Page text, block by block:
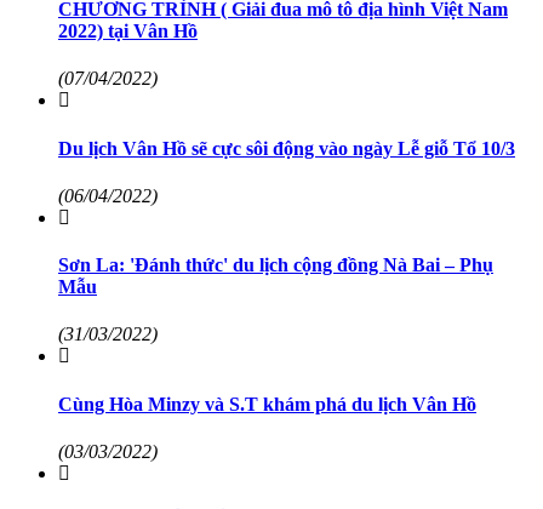
CHƯƠNG TRÌNH ( Giải đua mô tô địa hình Việt Nam
2022) tại Vân Hồ
(07/04/2022)
Du lịch Vân Hồ sẽ cực sôi động vào ngày Lễ giỗ Tổ 10/3
(06/04/2022)
Sơn La: 'Đánh thức' du lịch cộng đồng Nà Bai – Phụ
Mẫu
(31/03/2022)
Cùng Hòa Minzy và S.T khám phá du lịch Vân Hồ
(03/03/2022)